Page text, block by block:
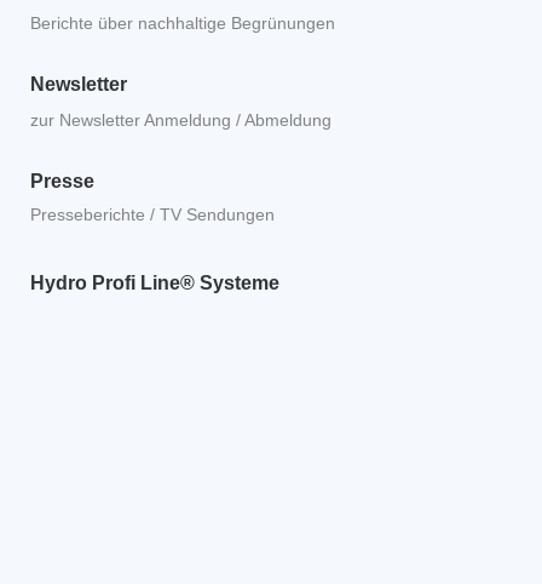
zur Newsletter Anmeldung / Abmeldung
Presseberichte / TV Sendungen